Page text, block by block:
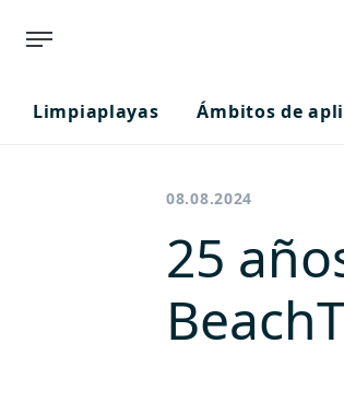
Limpiaplayas Ámbitos de
08.08.2024
25